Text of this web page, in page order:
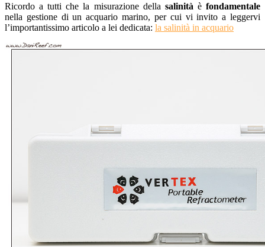
Ricordo a tutti che la misurazione della salinità èfondamentale
nella gestione di un acquario marino, per cui vi invito a leggervi
l’importantissimo articolo a lei dedicata: la salinità in acquario